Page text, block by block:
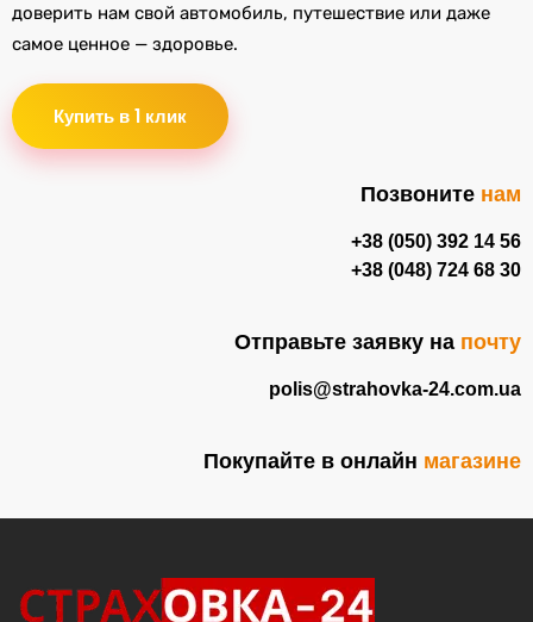
доверить нам свой автомобиль, путешествие или даже
самое ценное — здоровье.
Купить в 1 клик
Позвоните нам
+38 (050) 392 14 56
+38 (048) 724 68 30
Отправьте заявку на почту
polis@strahovka-24.com.ua
Покупайте в онлайн магазине